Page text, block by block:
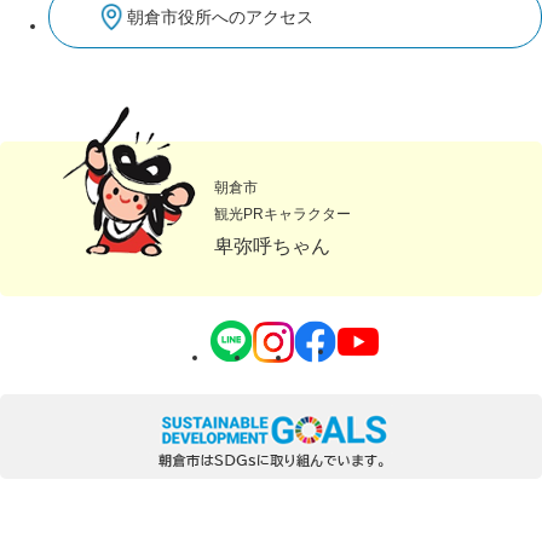
朝倉市役所へのアクセス
朝倉市
観光PRキャラクター
卑弥呼ちゃん